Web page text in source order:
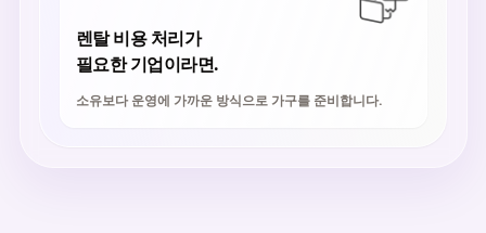
렌탈 비용 처리가
필요한 기업이라면.
소유보다 운영에 가까운 방식으로 가구를 준비합니다.